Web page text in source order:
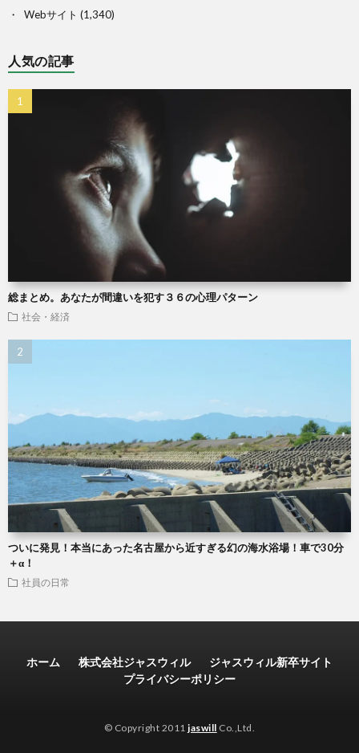
Webサイト (1,340)
人気の記事
総まとめ。あなたが間違いを犯す３６の心理パターン
社会・経済
ついに発見！本当にあった名古屋から近すぎる幻の海水浴場！車で30分
＋α！
社員の日常
ホーム 株式会社ジャスウィル
ジャスウィル新卒サイト
プライバシーポリシー
© Copyright 2011jaswill Co.,Ltd.